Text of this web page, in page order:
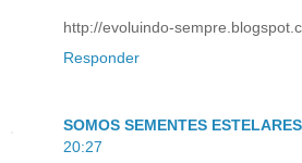
http://evoluindo-
Responder
SOMOS SEMENTES ESTELARES
20:27